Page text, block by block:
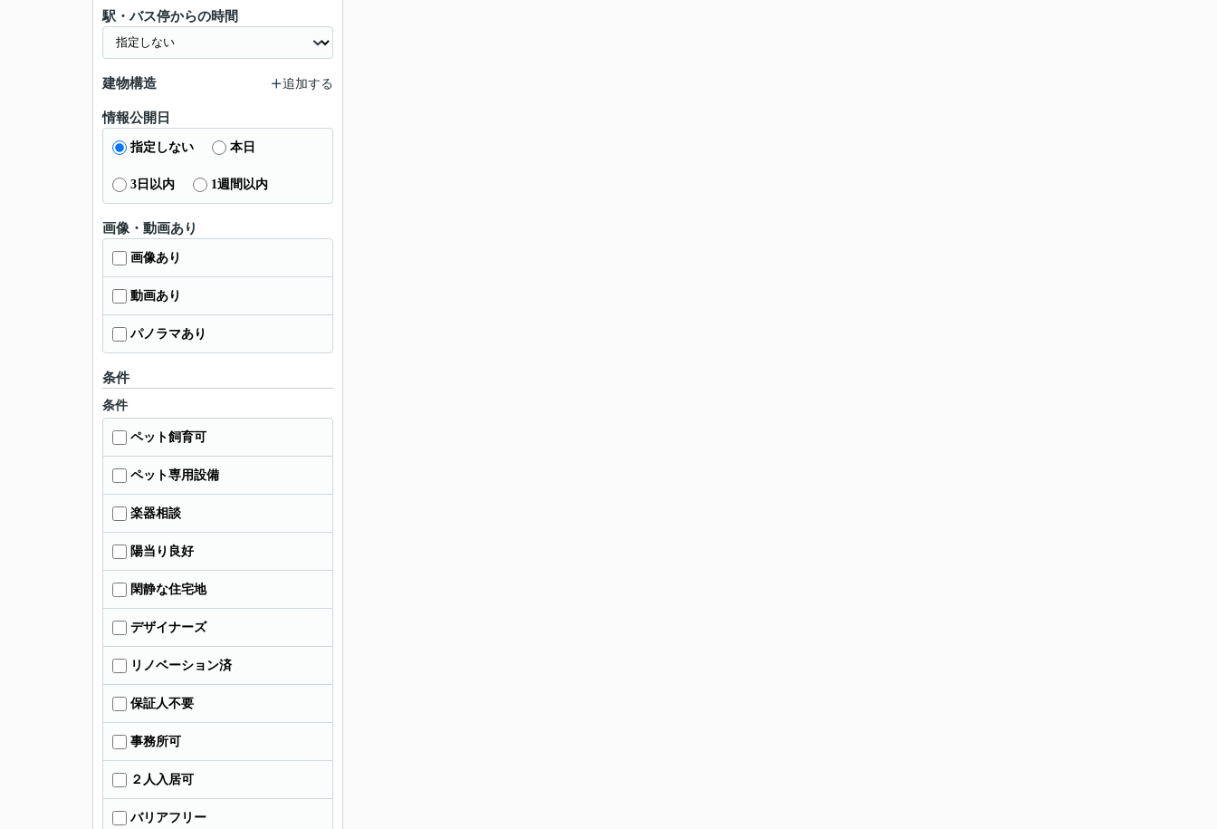
駅・バス停からの時間
建物構造 追加する
情報公開日
指定しない 本日
3日以内 1週間以内
画像・動画あり
画像あり
動画あり
パノラマあり
条件
条件
ペット飼育可
ペット専用設備
楽器相談
陽当り良好
閑静な住宅地
デザイナーズ
リノベーション済
保証人不要
事務所可
２人入居可
バリアフリー